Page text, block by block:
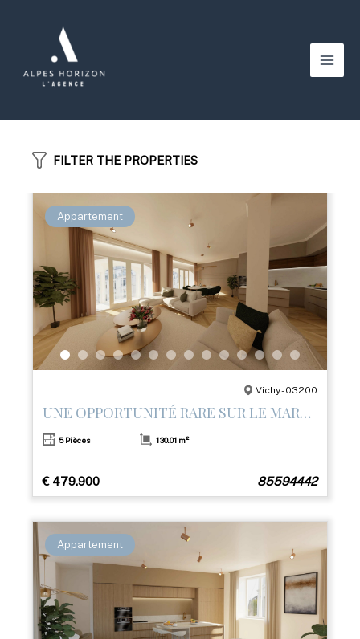
Main
FILTER THE PROPERTIES
Appartement
Vichy - 03200
UNE OPPORTUNITÉ RARE SUR LE MARCHÉ
5 Pièces 130.01 m²
€ 479.900 85594442
Appartement